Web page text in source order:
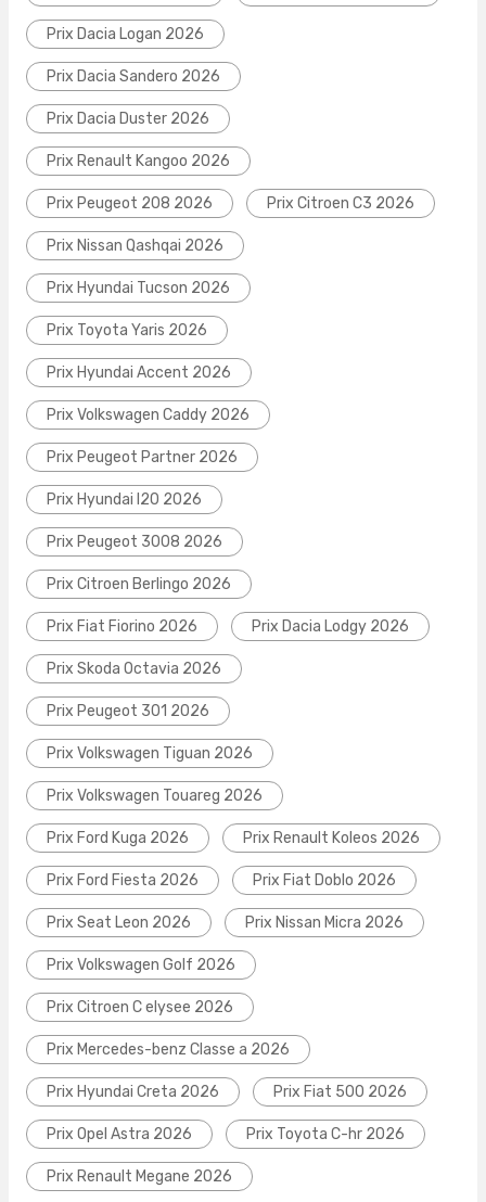
Prix Dacia Logan 2026
Prix Dacia Sandero 2026
Prix Dacia Duster 2026
Prix Renault Kangoo 2026
Prix Peugeot 208 2026 Prix Citroen C3 2026
Prix Nissan Qashqai 2026
Prix Hyundai Tucson 2026
Prix Toyota Yaris 2026
Prix Hyundai Accent 2026
Prix Volkswagen Caddy 2026
Prix Peugeot Partner 2026
Prix Hyundai I20 2026
Prix Peugeot 3008 2026
Prix Citroen Berlingo 2026
Prix Fiat Fiorino 2026 Prix Dacia Lodgy 2026
Prix Skoda Octavia 2026
Prix Peugeot 301 2026
Prix Volkswagen Tiguan 2026
Prix Volkswagen Touareg 2026
Prix Ford Kuga 2026 Prix Renault Koleos 2026
Prix Ford Fiesta 2026 Prix Fiat Doblo 2026
Prix Seat Leon 2026 Prix Nissan Micra 2026
Prix Volkswagen Golf 2026
Prix Citroen C elysee 2026
Prix Mercedes-benz Classe a 2026
Prix Hyundai Creta 2026 Prix Fiat 500 2026
Prix Opel Astra 2026 Prix Toyota C-hr 2026
Prix Renault Megane 2026